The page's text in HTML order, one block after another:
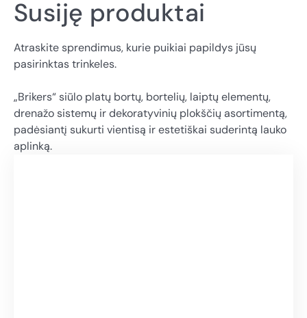
Susiję produktai
Atraskite sprendimus, kurie puikiai papildys jūsų
pasirinktas trinkeles.
„Brikers“ siūlo platų bortų, bortelių, laiptų elementų,
drenažo sistemų ir dekoratyvinių plokščių asortimentą,
padėsiantį sukurti vientisą ir estetiškai suderintą lauko
aplinką.